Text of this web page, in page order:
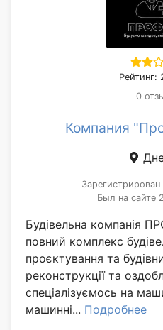
Рейтинг:
0
Компания
Был на сайте
Будівельна компанія
повний комплекс
проєктування та
реконструкції та
спеціалізуємось на
машинні... Подробнее